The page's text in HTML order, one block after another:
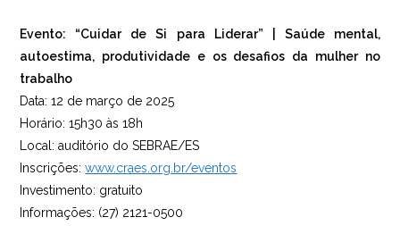
Evento: “Cuidar de Si para Liderar” | Saúde mental,
autoestima, produtividade e os desafios da mulher no
trabalho
Data: 12 de março de 2025
Horário: 15h30 às 18h
Local: auditório do SEBRAE/ES
Inscrições:www.craes.org.br/eventos
Investimento: gratuito
Informações: (27) 2121-0500